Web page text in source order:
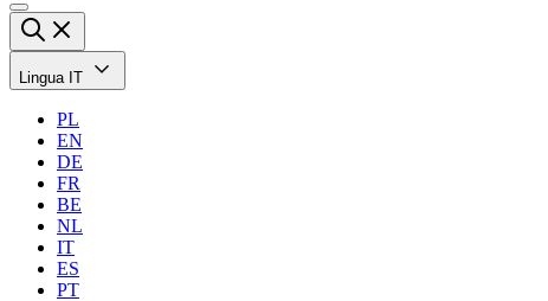
Lingua IT
PL
EN
DE
FR
BE
NL
IT
ES
PT